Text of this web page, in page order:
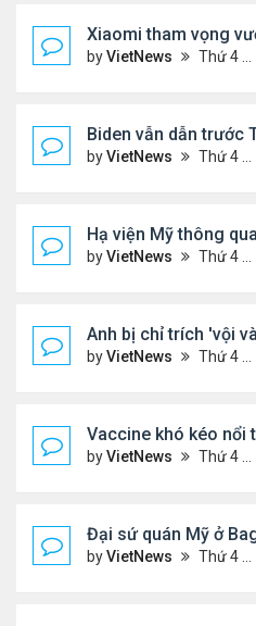
Xiaomi tham vọng
byVietNews Thứ 4 Tháng 12 02, 2020 4:50 pm
Biden vẫn dẫn trước
byVietNews Thứ 4 Tháng 12 02, 2020 4:48 pm
Hạ viện Mỹ thông
byVietNews Thứ 4 Tháng 12 02, 2020 4:35 pm
Anh bị chỉ trích 'vội
byVietNews Thứ 4 Tháng 12 02, 2020 4:20 pm
Vaccine khó kéo nổi
byVietNews Thứ 4 Tháng 12 02, 2020 4:13 pm
Đại sứ quán Mỹ ở
byVietNews Thứ 4 Tháng 12 02, 2020 4:12 pm